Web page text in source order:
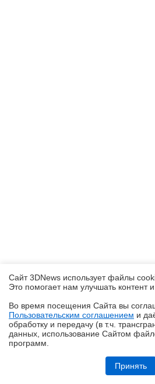
Обзор системы жидкостного
360: экран-водопад теперь и на СЖО
Сайт 3DNews использует файлы
Это помогает нам улучшать контент и
Во время посещения Cайта вы
Пользовательским соглашением и
обработку и передачу (в т.ч.
данных, использование Cайтом
программ.
Принять